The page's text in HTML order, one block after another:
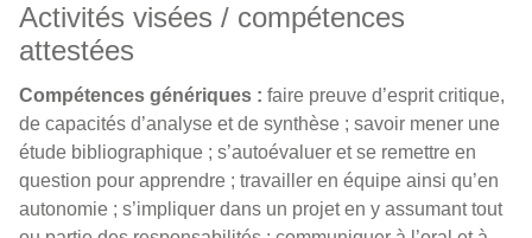
Activités visées / compétences
attestées
Compétences génériques : faire preuve d’esprit critique,
de capacités d’analyse et de synthèse ; savoir mener une
étude bibliographique ; s’autoévaluer et se remettre en
question pour apprendre ; travailler en équipe ainsi qu’en
autonomie ; s’impliquer dans un projet en y assumant tout